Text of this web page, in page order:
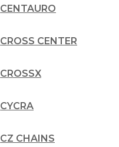
CENTAURO
CROSS CENTER
CROSSX
CYCRA
CZ CHAINS